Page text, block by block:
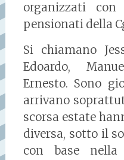
organizzati
pensionati della
Si chiamano
Edoardo,
Ernesto. Sono
arrivano
scorsa estate
diversa, sotto il
con base